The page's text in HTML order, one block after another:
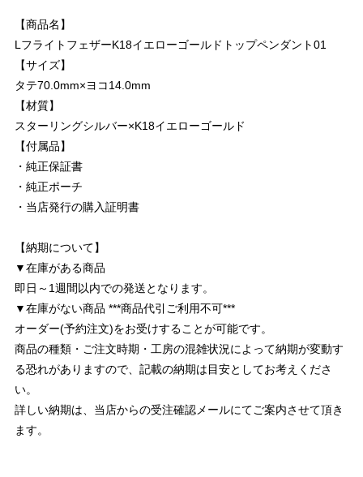
【商品名】
LフライトフェザーK18イエローゴールドトップペンダント01
【サイズ】
タテ70.0mm×ヨコ14.0mm
【材質】
スターリングシルバー×K18イエローゴールド
【付属品】
・純正保証書
・純正ポーチ
・当店発行の購入証明書
【納期について】
▼在庫がある商品
即日～1週間以内での発送となります。
▼在庫がない商品 ***商品代引ご利用不可***
オーダー(予約注文)をお受けすることが可能です。
商品の種類・ご注文時期・工房の混雑状況によって納期が変動す
る恐れがありますので、記載の納期は目安としてお考えくださ
い。
詳しい納期は、当店からの受注確認メールにてご案内させて頂き
ます。